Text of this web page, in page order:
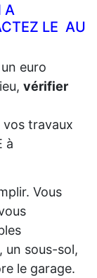
A
LE AU
euro
vérifier
travaux
à
Vous
un sous-sol,
le garage.